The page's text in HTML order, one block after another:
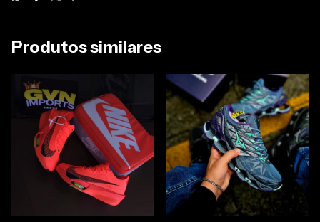
Produtos similares